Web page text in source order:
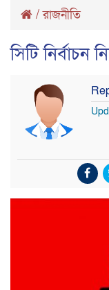
/রাজনীতি
সিটি নির্বাচন